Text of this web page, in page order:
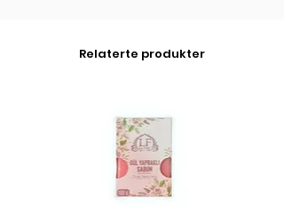
Relaterte produkter